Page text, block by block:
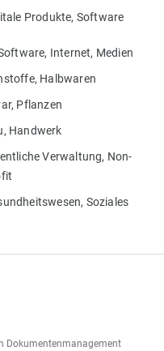
Produkte, Software
Internet, Medien
Halbwaren
Pflanzen
Handwerk
Verwaltung, Non-
Soziales
Dokumentenmanagement